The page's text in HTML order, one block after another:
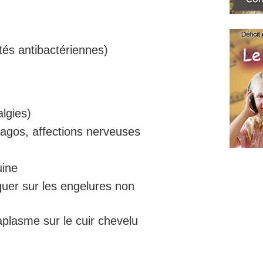
antibactériennes)
affections nerveuses
sur les engelures non
sur le cuir chevelu